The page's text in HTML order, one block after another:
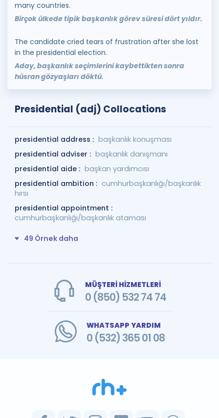
many countries.
Birçok ülkede tipik başkanlık görev süresi dört yıldır.
The candidate cried tears of frustration after she lost
in the presidential election.
Aday, başkanlık seçimlerini kaybettikten sonra
hüsran gözyaşları döktü.
Presidential (adj) Collocations
presidential address : başkanlık konuşması
presidential adviser : başkanlık danışmanı
presidential aide : başkan yardımcısı
presidential ambition : cumhurbaşkanlığı/başkanlık
hırsı
presidential appointment :
cumhurbaşkanlığı/başkanlık ataması
49 Örnek daha
MÜŞTERİ HİZMETLERİ
0 (850) 532 74 74
WHATSAPP YARDIM
0 (532) 365 01 08